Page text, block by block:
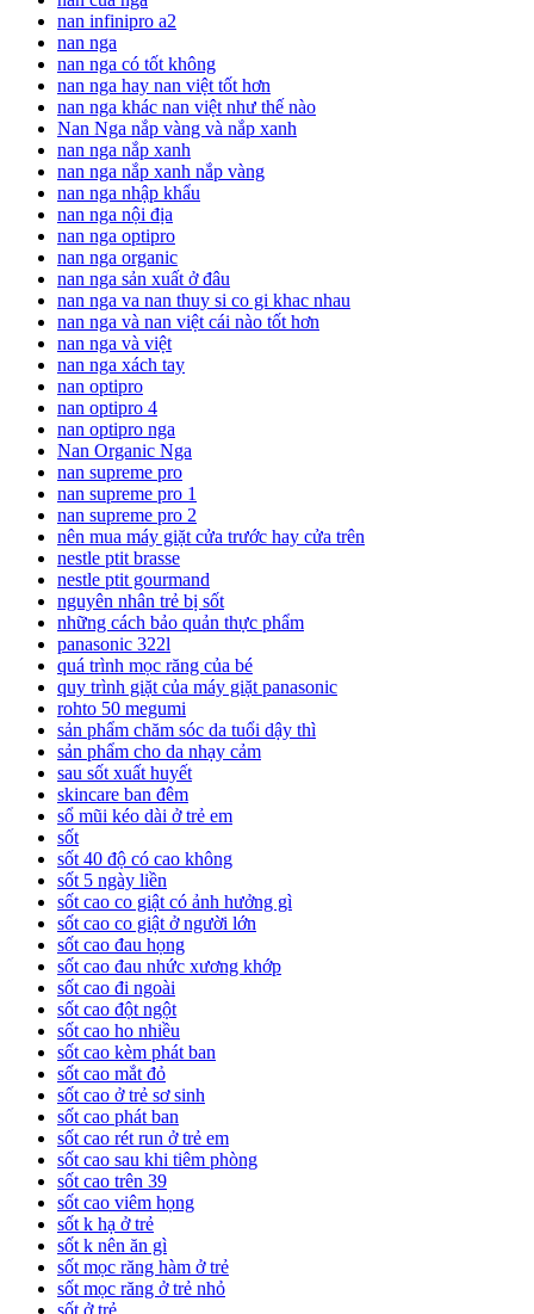
nan infinipro a2
nan nga
nan nga có tốt không
nan nga hay nan việt tốt hơn
nan nga khác nan việt như thế nào
Nan Nga nắp vàng và nắp xanh
nan nga nắp xanh
nan nga nắp xanh nắp vàng
nan nga nhập khẩu
nan nga nội địa
nan nga optipro
nan nga organic
nan nga sản xuất ở đâu
nan nga va nan thuy si co gi khac nhau
nan nga và nan việt cái nào tốt hơn
nan nga và việt
nan nga xách tay
nan optipro
nan optipro 4
nan optipro nga
Nan Organic Nga
nan supreme pro
nan supreme pro 1
nan supreme pro 2
nên mua máy giặt cửa trước hay cửa trên
nestle ptit brasse
nestle ptit gourmand
nguyên nhân trẻ bị sốt
những cách bảo quản thực phẩm
panasonic 322l
quá trình mọc răng của bé
quy trình giặt của máy giặt panasonic
rohto 50 megumi
sản phẩm chăm sóc da tuổi dậy thì
sản phẩm cho da nhạy cảm
sau sốt xuất huyết
skincare ban đêm
sổ mũi kéo dài ở trẻ em
sốt
sốt 40 độ có cao không
sốt 5 ngày liền
sốt cao co giật có ảnh hưởng gì
sốt cao co giật ở người lớn
sốt cao đau họng
sốt cao đau nhức xương khớp
sốt cao đi ngoài
sốt cao đột ngột
sốt cao ho nhiều
sốt cao kèm phát ban
sốt cao mắt đỏ
sốt cao ở trẻ sơ sinh
sốt cao phát ban
sốt cao rét run ở trẻ em
sốt cao sau khi tiêm phòng
sốt cao trên 39
sốt cao viêm họng
sốt k hạ ở trẻ
sốt k nên ăn gì
sốt mọc răng hàm ở trẻ
sốt mọc răng ở trẻ nhỏ